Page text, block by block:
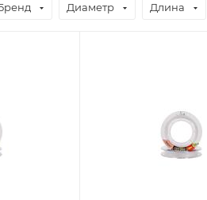
Диаметр Длина